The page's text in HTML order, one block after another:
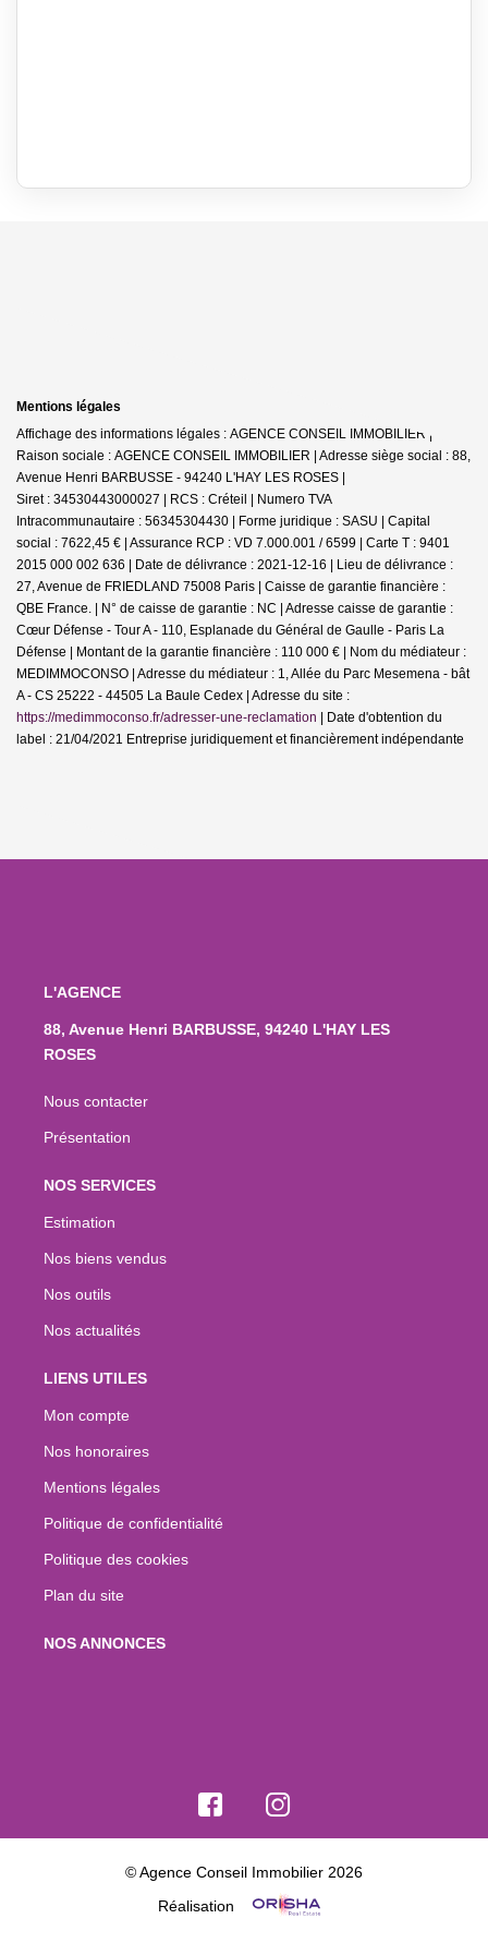
Mentions légales
Affichage des informations légales : AGENCE CONSEIL IMMOBILIER |
Raison sociale : AGENCE CONSEIL IMMOBILIER | Adresse siège social : 88,
Avenue Henri BARBUSSE - 94240 L'HAY LES ROSES |
Siret : 34530443000027 | RCS : Créteil | Numero TVA
Intracommunautaire : 56345304430 | Forme juridique : SASU | Capital
social : 7622,45 € | Assurance RCP : VD 7.000.001 / 6599 | Carte T : 9401
2015 000 002 636 | Date de délivrance : 2021-12-16 | Lieu de délivrance :
27, Avenue de FRIEDLAND 75008 Paris | Caisse de garantie financière :
QBE France. | N° de caisse de garantie : NC | Adresse caisse de garantie :
Cœur Défense - Tour A - 110, Esplanade du Général de Gaulle - Paris La
Défense | Montant de la garantie financière : 110 000 € | Nom du médiateur :
MEDIMMOCONSO | Adresse du médiateur : 1, Allée du Parc Mesemena - bât
A - CS 25222 - 44505 La Baule Cedex | Adresse du site :
https://medimmoconso.fr/adresser-une-reclamation | Date d'obtention du
label : 21/04/2021 Entreprise juridiquement et financièrement indépendante
L'AGENCE
88, Avenue Henri BARBUSSE, 94240 L'HAY LES
ROSES
Nous contacter
Présentation
NOS SERVICES
Estimation
Nos biens vendus
Nos outils
Nos actualités
LIENS UTILES
Mon compte
Nos honoraires
Mentions légales
Politique de confidentialité
Politique des cookies
Plan du site
NOS ANNONCES
© Agence Conseil Immobilier 2026
Réalisation